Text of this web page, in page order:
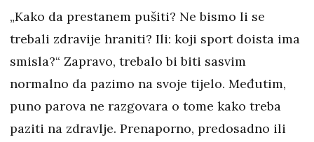
„Kako da prestanem pušiti? Ne bismo li se
trebali zdravije hraniti? Ili: koji sport doista ima
smisla?“ Zapravo, trebalo bi biti sasvim
normalno da pazimo na svoje tijelo. Međutim,
puno parova ne razgovara o tome kako treba
paziti na zdravlje. Prenaporno, predosadno ili